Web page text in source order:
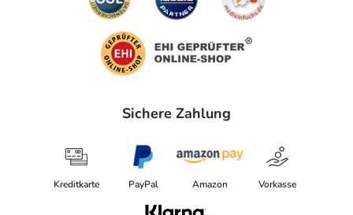
AQUA/WATER/EAU, ISOHEXADECANE,
ISODODECANE, PROPANEDIOL, SODIUM CHLORIDE,
CAPRYLIC/CAPRIC TRIGLYCERIDE,
FRUCTOOLIGOSACCHARIDES, PANTHENOL, SODIUM
CITRIC ACID, CETRIMONIUM BROMIDE, RHAMNOSE,
POLYGLYCERYL-10 LAURATE, LAMINARIA
OCHROLEUCA EXTRACT. [BI 766]
Adresse des Anbieters/Herstellers
NAOS Deutschland GmbH
Sichere Zahlung
Kreditkarte PayPal Amazon Vorkasse